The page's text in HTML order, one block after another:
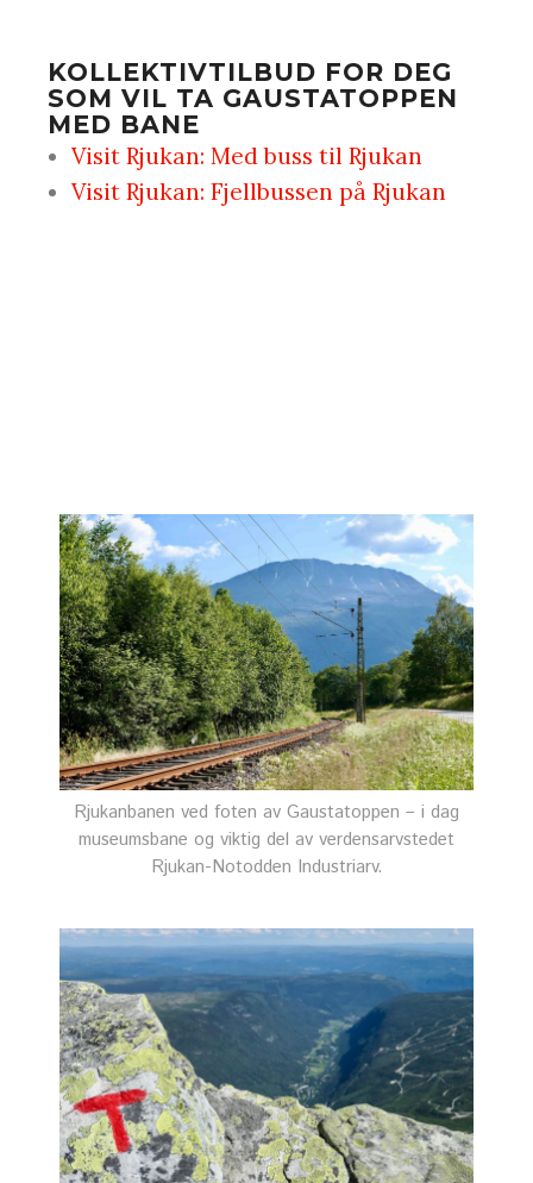
KOLLEKTIVTILBUD FOR DEG
SOM VIL TA GAUSTATOPPEN
MED BANE
Visit Rjukan: Med buss til Rjukan
Visit Rjukan: Fjellbussen på Rjukan
Rjukanbanen ved foten av Gaustatoppen – i dag
museumsbane og viktig del av verdensarvstedet
Rjukan-Notodden Industriarv.